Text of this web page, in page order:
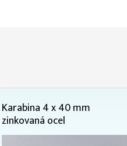
Karabina 4 x 40 mm
zinkovaná ocel